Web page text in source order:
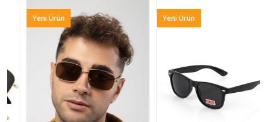
Yeni Ürün Yeni Ürün